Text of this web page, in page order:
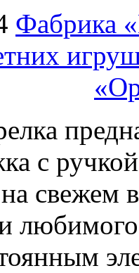
Фабрика
с
свежем